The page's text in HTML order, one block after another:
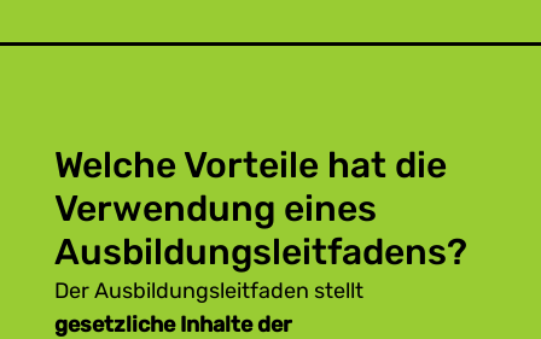
Und eine Ausbildungsdokumentation
(erstellt nach der Ausbildungsordnung),
um die Fortschritte Ihrer Lehrlinge einfach
zu erfassen.
Welche Vorteile hat die
Verwendung eines
Ausbildungsleitfadens?
Der Ausbildungsleitfaden stellt
gesetzliche Inhalte der